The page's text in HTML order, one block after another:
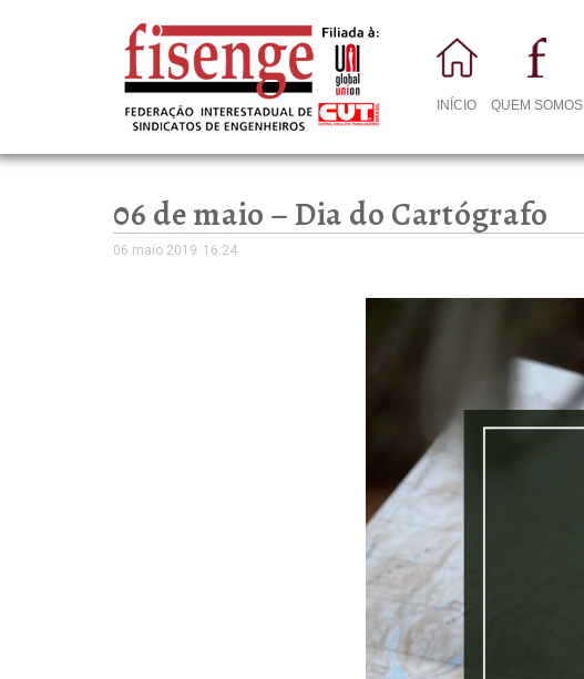
INÍCIO QUEM SOMOS
06 de maio – Dia do Cartógrafo
06 maio 2019 16:24